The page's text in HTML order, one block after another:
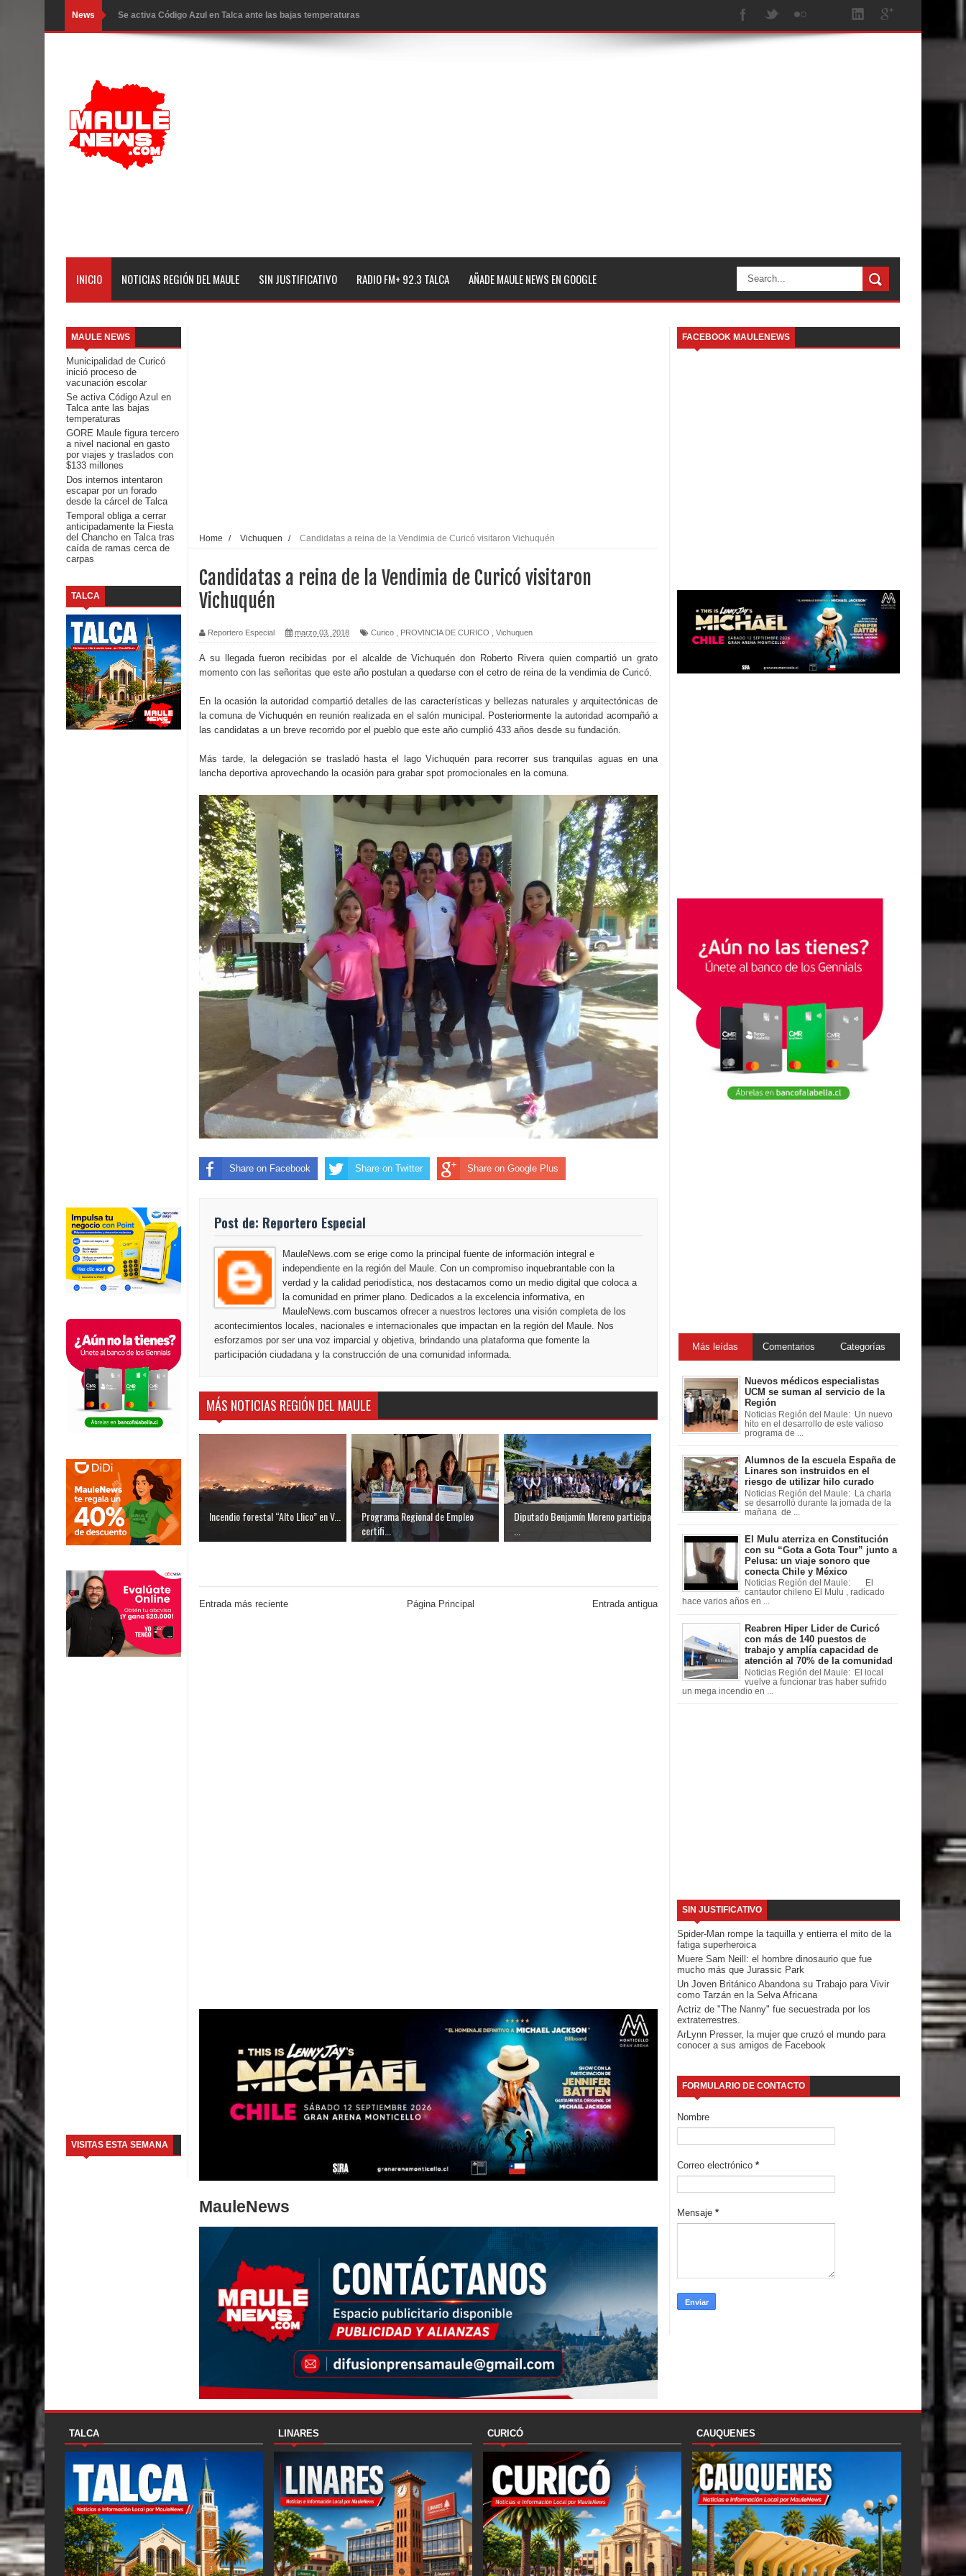
News Se activa Código Azul en Talca ante las bajas temperaturas
GORE Maule figura tercero a nivel nacional en gasto por viajes y traslados con $133 millones
Temporal obliga a cerrar anticipadamente la Fiesta del Chancho en Talca tras caída de ramas cerca de carpas
Miles llegan a la Plaza de Armas de Talca en el inicio de la Fiesta del Chancho 2026
Torneo de Asadores reúne a 13 equipos en la Fiesta del Chancho 2026 en Talca
Departamento Comunal de Salud de Curicó desarrollará jornada de vacunación contra la Influenza y otros
virus respiratorios
Banda linarense Los Remembers regresa de Brasil tras impulsar un intercambio musical y pedagógico con
comunidades escolares
Alta positividad en influenza hace que expertos reiteren llamado a vacunarse
Mario Meza endurece críticas contra ministra de Salud por dejar fuera a Linares: “No dará la cara”
Seremi de Desarrollo Social y Familia mantiene despliegue para apoyar a niños y adolescentes durante la
emergencia.
Del anime al K-pop: especialistas U. de Chile analizan el creciente interés por las culturas japonesa y coreana
Talca
Diputado Jorge Guzmán rechaza proyecto de interconexión eléctrica en la alta cordillera del Maule por su
impacto ambiental
INDAP entregó $189 millones en incentivos a usuarios de PRODESAL de la provincia de Linares
Municipalidad de Curicó apuesta a la innovación en tecnología educativa con nuevas pantallas interactivas del
Municipalidad de Curicó inició proceso de vacunación escolar
INICIO NOTICIAS REGIÓN DEL MAULE SIN JUSTIFICATIVO RADIO FM+ 92.3 TALCA AÑADE MAULE NEWS EN GOOGLE
MAULE NEWS
Municipalidad de Curicó
inició proceso de
vacunación escolar
Se activa Código Azul en
Talca ante las bajas
temperaturas
GORE Maule figura tercero
a nivel nacional en gasto
por viajes y traslados con
$133 millones
Dos internos intentaron
escapar por un forado
desde la cárcel de Talca
Temporal obliga a cerrar
anticipadamente la Fiesta
del Chancho en Talca tras
caída de ramas cerca de
carpas
TALCA
VISITAS ESTA SEMANA
Home / Vichuquen / Candidatas a reina de la Vendimia de Curicó visitaron Vichuquén
Candidatas a reina de la Vendimia de Curicó visitaron
Vichuquén
Reportero Especial marzo 03, 2018 Curico PROVINCIA DE CURICO Vichuquen
A su llegada fueron recibidas por el alcalde de Vichuquén don Roberto Rivera quien compartió un grato
momento con las señoritas que este año postulan a quedarse con el cetro de reina de la vendimia de Curicó.
En la ocasión la autoridad compartió detalles de las características y bellezas naturales y arquitectónicas de
la comuna de Vichuquén en reunión realizada en el salón municipal. Posteriormente la autoridad acompañó a
las candidatas a un breve recorrido por el pueblo que este año cumplió 433 años desde su fundación.
Más tarde, la delegación se trasladó hasta el lago Vichuquén para recorrer sus tranquilas aguas en una
lancha deportiva aprovechando la ocasión para grabar spot promocionales en la comuna.
Share on Facebook Share on Twitter Share on Google Plus
Post de: Reportero Especial
MauleNews.com se erige como la principal fuente de información integral e
independiente en la región del Maule. Con un compromiso inquebrantable con la
verdad y la calidad periodística, nos destacamos como un medio digital que coloca a
la comunidad en primer plano. Dedicados a la excelencia informativa, en
MauleNews.com buscamos ofrecer a nuestros lectores una visión completa de los
acontecimientos locales, nacionales e internacionales que impactan en la región del Maule. Nos
esforzamos por ser una voz imparcial y objetiva, brindando una plataforma que fomente la
participación ciudadana y la construcción de una comunidad informada.
MÁS NOTICIAS REGIÓN DEL MAULE
Incendio forestal “Alto Llico” en V...
Programa Regional de Empleo
certifi...
Diputado Benjamín Moreno participa
Entrada más reciente Entrada antigua
Página Principal
MauleNews
FACEBOOK MAULENEWS
Más leídas Comentarios Categorías
Nuevos médicos especialistas
UCM se suman al servicio de la
Región
Noticias Región del Maule: Un nuevo
hito en el desarrollo de este valioso
programa de ...
Alumnos de la escuela España de
Linares son instruidos en el
riesgo de utilizar hilo curado
Noticias Región del Maule: La charla
se desarrolló durante la jornada de la
mañana de ...
El Mulu aterriza en Constitución
con su “Gota a Gota Tour” junto a
Pelusa: un viaje sonoro que
conecta Chile y México
Noticias Región del Maule: El
cantautor chileno El Mulu , radicado
hace varios años en ...
Reabren Hiper Lider de Curicó
con más de 140 puestos de
trabajo y amplía capacidad de
atención al 70% de la comunidad
Noticias Región del Maule: El local
vuelve a funcionar tras haber sufrido
un mega incendio en ...
SIN JUSTIFICATIVO
Spider-Man rompe la taquilla y entierra el mito de la
fatiga superheroica
Muere Sam Neill: el hombre dinosaurio que fue
mucho más que Jurassic Park
Un Joven Británico Abandona su Trabajo para Vivir
como Tarzán en la Selva Africana
Actriz de "The Nanny" fue secuestrada por los
extraterrestres.
ArLynn Presser, la mujer que cruzó el mundo para
conocer a sus amigos de Facebook
FORMULARIO DE CONTACTO
Nombre
Correo electrónico *
Mensaje *
TALCA LINARES CURICÓ CAUQUENES